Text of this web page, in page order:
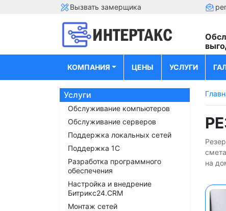
Вызвать замерщика
КОМПАНИЯ ЦЕНЫ УСЛУГИ
Услуги
Обслуживание компьютеров
Обслуживание серверов
Поддержка локальных сетей
Поддержка 1С
Разработка программного
обеспечения
Настройка и внедрение
Битрикс24.CRM
Монтаж сетей
на